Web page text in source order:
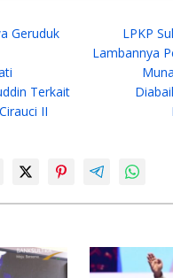
Geruduk
Terkait
II
LPKP
Lambannya